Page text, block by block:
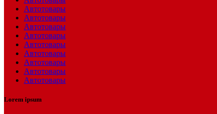
Автотовары
Автотовары
Автотовары
Автотовары
Автотовары
Автотовары
Автотовары
Автотовары
Автотовары
Lorem ipsum